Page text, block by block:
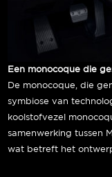
Een monocoque die
De monocoque, die
symbiose van
koolstofvezel
samenwerking tussen
wat betreft het